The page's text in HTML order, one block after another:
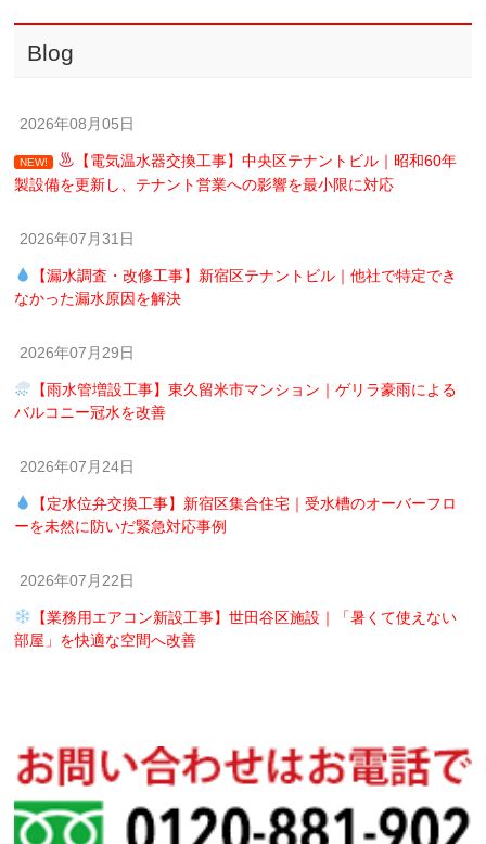
Blog
2026年08月05日
NEW!
【電気温水器交換工事】中央区テナントビル｜昭和60年
製設備を更新し、テナント営業への影響を最小限に対応
2026年07月31日
【漏水調査・改修工事】新宿区テナントビル｜他社で特定でき
なかった漏水原因を解決
2026年07月29日
【雨水管増設工事】東久留米市マンション｜ゲリラ豪雨による
バルコニー冠水を改善
2026年07月24日
【定水位弁交換工事】新宿区集合住宅｜受水槽のオーバーフロ
ーを未然に防いだ緊急対応事例
2026年07月22日
【業務用エアコン新設工事】世田谷区施設｜「暑くて使えない
部屋」を快適な空間へ改善